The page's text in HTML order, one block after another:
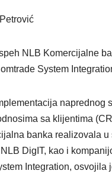
NLB Komercijalne
System
naprednog
sa klijentima
banka realizovala u
DigIT, kao i
Integration, osvojila